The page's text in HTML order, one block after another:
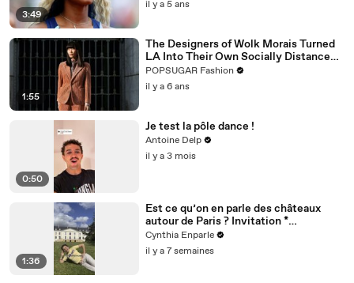
3:49
il y a 5 ans
1:55
The Designers of Wolk Morais Turned
LA Into Their Own Socially Distanced
Runway
POPSUGAR Fashion
il y a 6 ans
0:50
Je test la pôle dance !
Antoine Delp
il y a 3 mois
1:36
Est ce qu’on en parle des châteaux
autour de Paris ? Invitation *
@dolceversailles
Cynthia Enparle
il y a 7 semaines